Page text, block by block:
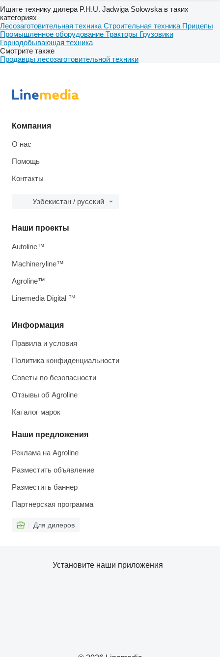
Ищите технику дилера P.H.U. Jadwiga Solowska в таких
категориях
Лесозаготовительная техника Строительная техника Прицепы
Промышленное оборудование Тракторы Грузовики
Горнодобывающая техника
Смотрите также
Продавцы лесозаготовительной техники
Компания
О нас
Помощь
Контакты
Узбекистан / русский
Информация
Правила и условия
Политика конфиденциальности
Советы по безопасности
Отзывы об Agroline
Каталог марок
Наши предложения
Реклама на Agroline
Разместить объявление
Разместить баннер
Партнерская программа
Для дилеров
Наши проекты
Autoline™
Machineryline™
Agroline™
Linemedia Digital ™
Установите наши приложения